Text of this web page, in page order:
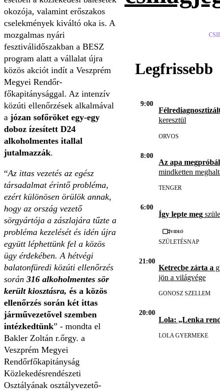
okozója, valamint erőszakos
cselekmények kiváltó oka is. A
mozgalmas nyári
fesztiválidőszakban a BESZ
program alatt a vállalat újra
közös akciót indít a Veszprém
Megyei Rendőr-
főkapitánysággal. Az intenzív
közúti ellenőrzések alkalmával
a józan sofőröket egy-egy
doboz ízesített D24
alkoholmentes itallal
jutalmazzák.
“Az ittas vezetés az egész
társadalmat érintő probléma,
ezért különösen örülök annak,
hogy az ország vezető
sörgyártója a zászlajára tűzte a
probléma kezelését és idén újra
együtt léphettünk fel a közös
ügy érdekében.A hétvégi
balatonfüredi közúti ellenőrzés
során 316 alkoholmentes sör
került kiosztásra, és a közös
ellenőrzés során két ittas
járművezetővel szemben
intézkedtünk” - mondta el
Bakler Zoltán r.őrgy. a
Veszprém Megyei
Rendőrfőkapitányság
Közlekedésrendészeti
Osztályának osztályvezető-
Legfrissebb
9:00
keresztül
ORVOS
8:00
Az apa
mindketten
TENGER
6:00
Így lepte meg
Videó
SZÜLETÉSNAP
21:00
Ketrecbe zárta a
jön a világvége
GONOSZ SZELLEM
20:00
Lola: „Lenka
LOLA GYERMEKE